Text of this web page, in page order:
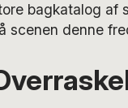
bagkatalog af
scenen denne